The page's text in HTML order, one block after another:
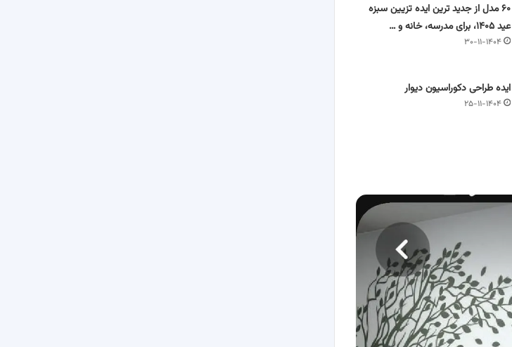
۶۰ مدل از جدید ترین ایده تزیین سبزه
عید ۱۴۰۵، برای مدرسه، خانه و …
۳۰-۱۱-۱۴۰۴
ایده طراحی دکوراسیون دیوار
۲۵-۱۱-۱۴۰۴